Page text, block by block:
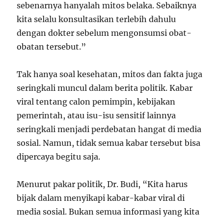
sebenarnya hanyalah mitos belaka. Sebaiknya
kita selalu konsultasikan terlebih dahulu
dengan dokter sebelum mengonsumsi obat-
obatan tersebut.”
Tak hanya soal kesehatan, mitos dan fakta juga
seringkali muncul dalam berita politik. Kabar
viral tentang calon pemimpin, kebijakan
pemerintah, atau isu-isu sensitif lainnya
seringkali menjadi perdebatan hangat di media
sosial. Namun, tidak semua kabar tersebut bisa
dipercaya begitu saja.
Menurut pakar politik, Dr. Budi, “Kita harus
bijak dalam menyikapi kabar-kabar viral di
media sosial. Bukan semua informasi yang kita